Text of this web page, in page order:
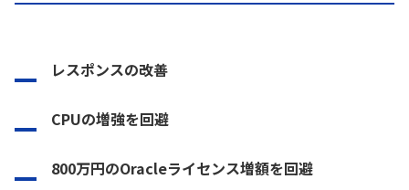
レスポンスの改善
CPUの増強を回避
800万円のOracleライセンス増額を回避